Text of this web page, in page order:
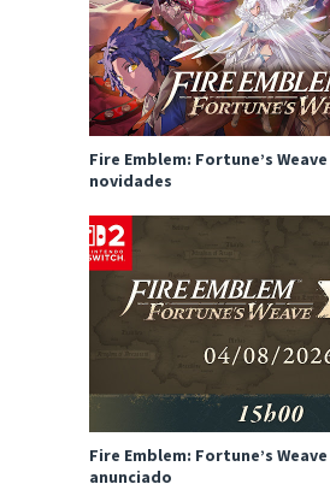
Fire Emblem: Fortune’s
novidades
Fire Emblem: Fortune’s
anunciado